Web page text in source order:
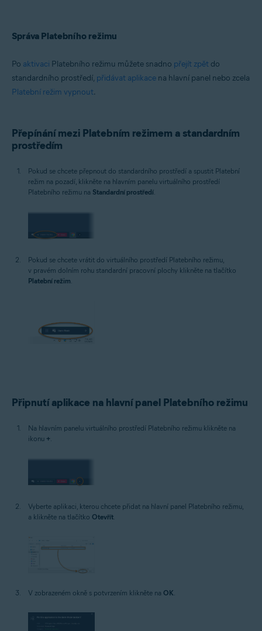
Správa Platebního režimu
Po aktivaci Platebního režimu můžete snadno přejít zpět do
standardního prostředí, přidávat aplikace na hlavní panel nebo zcela
Platební režim vypnout.
Přepínání mezi Platebním režimem a standardním
prostředím
Pokud se chcete přepnout do standardního prostředí a spustit Platební
režim na pozadí, klikněte na hlavním panelu virtuálního prostředí
Platebního režimu na Standardní prostředí.
Pokud se chcete vrátit do virtuálního prostředí Platebního režimu,
v pravém dolním rohu standardní pracovní plochy klikněte na tlačítko
Platební režim
Připnutí aplikace na hlavní panel Platebního režimu
Na hlavním panelu virtuálního prostředí Platebního režimu klikněte na
ikonu +
Vyberte aplikaci, kterou chcete přidat na hlavní panel Platebního režimu,
a klikněte na tlačítko Otevřít
V zobrazeném okně s potvrzením klikněte na OK.